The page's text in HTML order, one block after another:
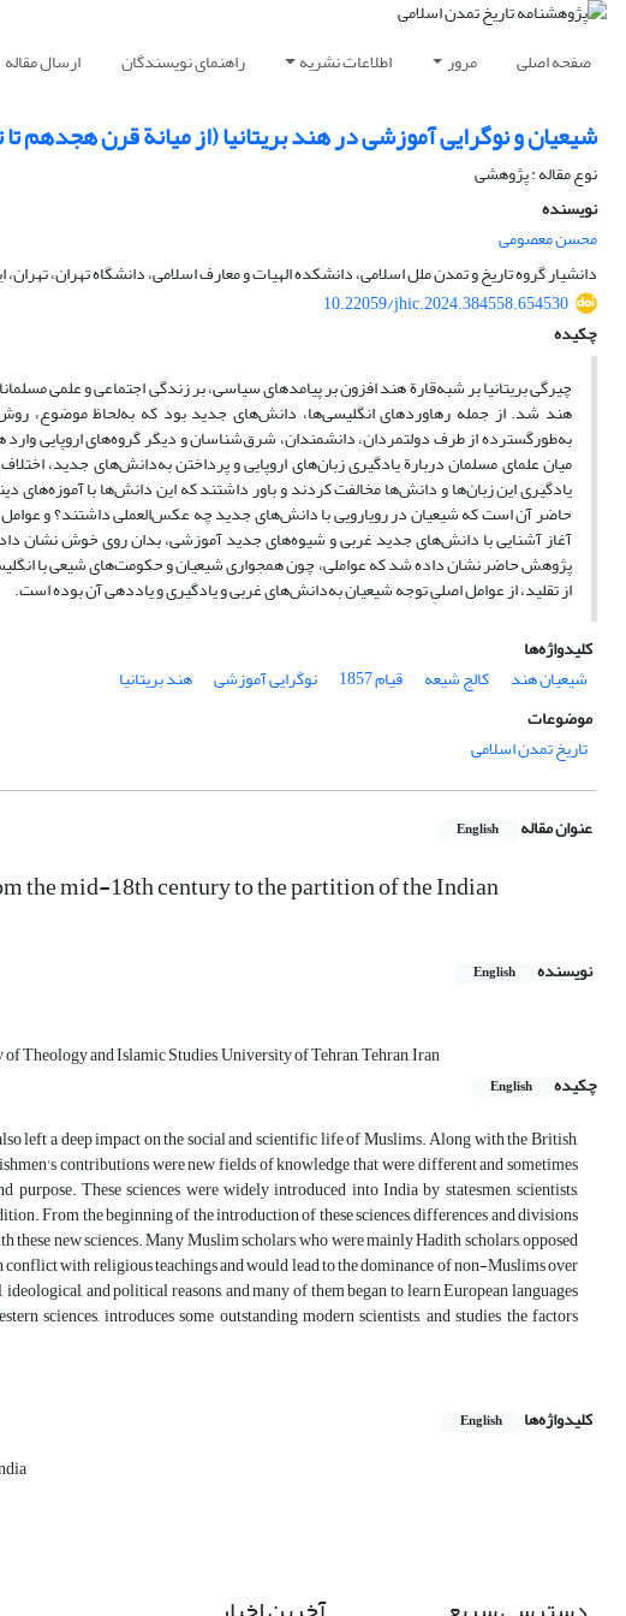
صفحه اصلی مرور اطلاعات نشریه راهنمای نویسندگان ارسال مقاله
شیعیان و نوگرایی آموزشی در هند بریتانیا (از میانة قرن هجدهم
نوع مقاله : پژوهشی
نویسنده
محسن معصومی
دانشیار گروه تاریخ و تمدن ملل اسلامی، دانشکده الهیات و معارف اسلامی، دانشگاه تهران، تهران،
10.22059/jhic.2024.384558.654530
چکیده
چیرگی بریتانیا بر شبه‌قارة هند افزون بر پیامدهای سیاسی، بر زندگی اجتماعی و علمی
هند شد. از جمله رهاوردهای انگلیسی‌ها، دانش‌های جدید بود که به‌لحاظ موضوع،
به‌طور‌گسترده از طرف دولتمردان، دانشمندان، شرق‌شناسان و دیگر گروه‌های اروپایی
میان علمای مسلمان دربارة یادگیری زبان‌های اروپایی و پرداختن به‌دانش‌های جدید،
یادگیری این زبان‌ها و دانش‌ها مخالفت کردند و باور داشتند که این دانش‌ها با
حاضر آن است که شیعیان در رویارویی با دانش‌های جدید چه عکس‌العملی داشتند؟ و
آغاز آشنایی با دانش‌های جدید غربی و شیوه‌های جدید آموزشی، بدان روی خوش نشان
پژوهش حاضر نشان داده شد که عواملی، چون همجواری شیعیان و حکومت‌های شیعی با
از تقلید، از عوامل اصلیِ توجه شیعیان به‌دانش‌های غربی و یادگیری و یاددهی آن بوده است.
کلیدواژه‌ها
شیعیان هند
کالج شیعه قیام 1857 نوگرایی آموزشی
هند بریتانیا
موضوعات
تاریخ تمدن اسلامی
عنوان مقاله English
the mid-18th century to the partition of the Indian
نویسنده English
Theology and Islamic Studies, University of Tehran, Tehran, Iran
چکیده
English
left a deep impact on the social and scientific life of Muslims. Along with the British,
contributions were new fields of knowledge that were different and sometimes
These sciences were widely introduced into India by statesmen, scientists,
From the beginning of the introduction of these sciences, differences and divisions
new sciences. Many Muslim scholars, who were mainly Hadith scholars, opposed
conflict with religious teachings and would lead to the dominance of non-Muslims over
and political reasons, and many of them began to learn European languages
sciences, introduces some outstanding modern scientists, and studies the factors
کلیدواژه‌ها English